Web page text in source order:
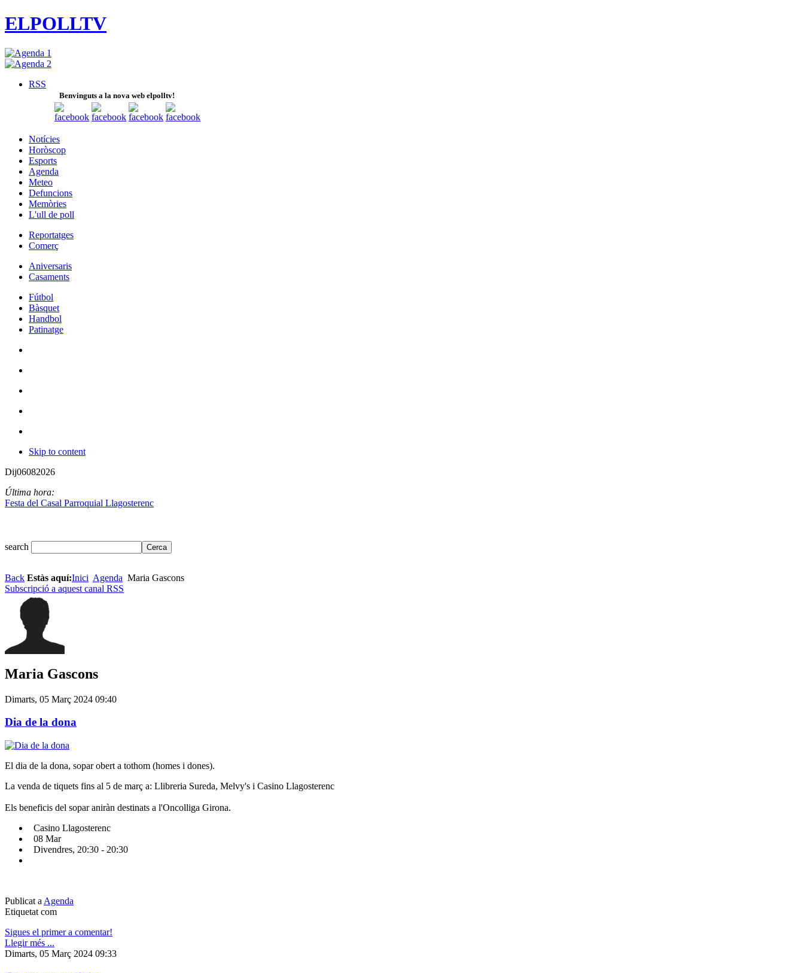
ELPOLLTV
RSS
Benvinguts a la nova web elpolltv!
Notícies
Horòscop
Esports
Agenda
Meteo
Defuncions
Memòries
L'ull de poll
Reportatges
Comerç
Aniversaris
Casaments
Fútbol
Bàsquet
Handbol
Patinatge
Skip to content
Dij06082026
Última hora:
Festa del Casal Parroquial Llagosterenc
search
Back Estàs aquí:Inici Agenda Maria Gascons
Subscripció a aquest canal RSS
Maria Gascons
Dimarts, 05 Març 2024 09:40
Dia de la dona
El dia de la dona, sopar obert a tothom (homes i dones).
La venda de tiquets fins al 5 de març a: Llibreria Sureda, Melvy's i Casino Llagosterenc
Els beneficis del sopar aniràn destinats a l'Oncolliga Girona.
Casino Llagosterenc
08 Mar
Divendres, 20:30 - 20:30
Publicat a Agenda
Etiquetat com
Sigues el primer a comentar!
Llegir més ...
Dimarts, 05 Març 2024 09:33